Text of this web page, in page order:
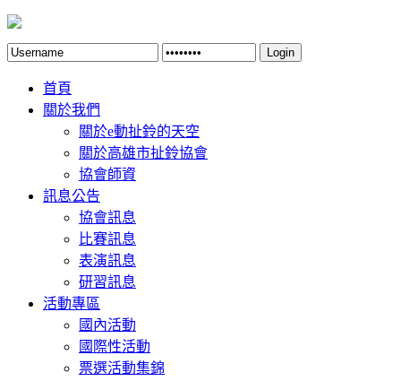
Login
首頁
關於我們
關於e動扯鈴的天空
關於高雄市扯鈴協會
協會師資
訊息公告
協會訊息
比賽訊息
表演訊息
研習訊息
活動專區
國內活動
國際性活動
票選活動集錦